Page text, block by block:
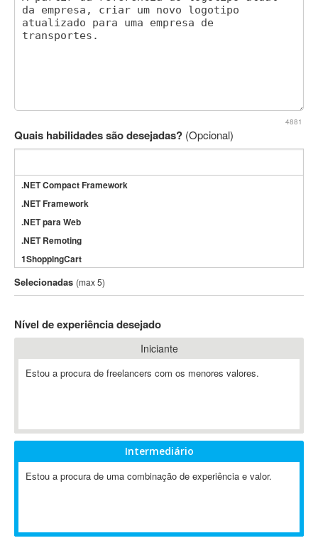
4881
Quais habilidades são desejadas? (Opcional)
.NET Compact Framework
.NET Framework
.NET para Web
.NET Remoting
1ShoppingCart
3DS Max
3GSM
802.11
A-GPS
ABAP
Abaqus
ABBYY FineReader
Ableton
Selecionadas (max 5)
Nível de experiência desejado
Iniciante
Estou a procura de freelancers com os menores valores.
Intermediário
Estou a procura de uma combinação de experiência e valor.